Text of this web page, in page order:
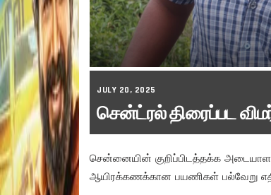
JULY 20, 2025
சென்ட்ரல் திரைப்பட
சென்னையின் குறிப்பிடத்தக்க
ஆயிரக்கணக்கான பயணிகள் பல்வேறு